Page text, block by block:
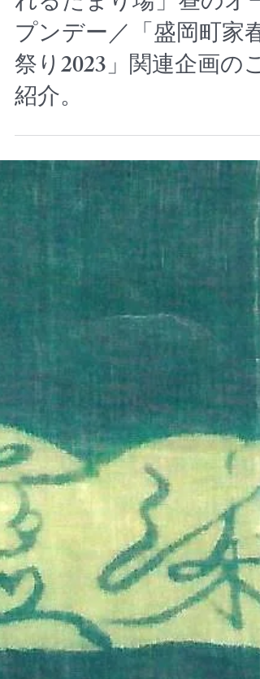
4/29「ととと-盛岡の泊ま
れるたまり場」昼のオー
プンデー／「盛岡町家春
祭り2023」関連企画のご
紹介。